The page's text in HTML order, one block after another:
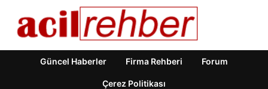
Güncel Haberler Firma Rehberi Forum
Çerez Politikası